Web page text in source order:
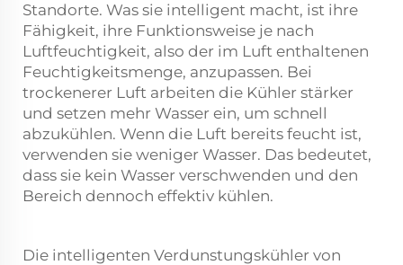
Standorte. Was sie intelligent macht, ist ihre
Fähigkeit, ihre Funktionsweise je nach
Luftfeuchtigkeit, also der im Luft enthaltenen
Feuchtigkeitsmenge, anzupassen. Bei
trockenerer Luft arbeiten die Kühler stärker
und setzen mehr Wasser ein, um schnell
abzukühlen. Wenn die Luft bereits feucht ist,
verwenden sie weniger Wasser. Das bedeutet,
dass sie kein Wasser verschwenden und den
Bereich dennoch effektiv kühlen.
Die intelligenten Verdunstungskühler von